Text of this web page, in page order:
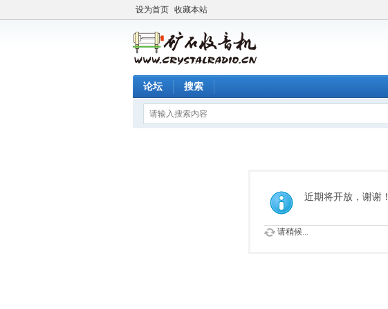
设为首页 收藏本站
论坛 搜索
近期将开放，谢谢！
请稍候...